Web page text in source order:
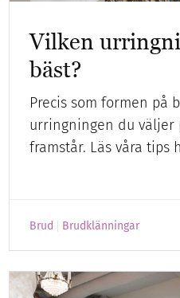
Vilken
bäst?
Precis som formen på
urringningen du väljer
framstår. Läs våra tips
Brud Brudklänningar